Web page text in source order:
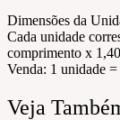
Dimensões da
Cada unidade
comprimento x
Venda: 1 unidade
Veja